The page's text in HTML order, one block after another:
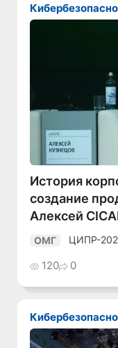
История
создание
Алексей
ОМГ ЦИПР-
120 0